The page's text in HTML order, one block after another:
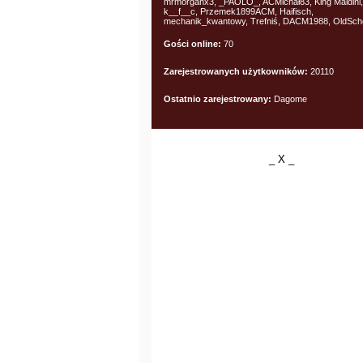
k__f__c, Przemek1899ACM, Haifisch,
mechanik_kwantowy, Trefniś, DACM1988,
Gości online: 70
Zarejestrowanych użytkowników: 20110
Ostatnio zarejestrowany: Dagome
_ X _